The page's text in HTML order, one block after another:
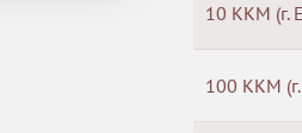
10 ККМ (г.
100 ККМ (г.